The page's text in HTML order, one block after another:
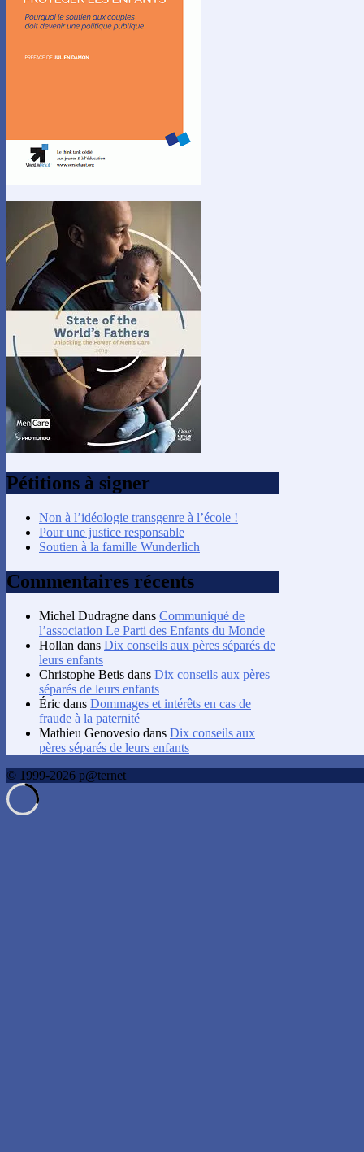
Pétitions à signer
Non à l’idéologie transgenre à l’école !
Pour une justice responsable
Soutien à la famille Wunderlich
Commentaires récents
Michel Dudragne dans Communiqué de
l’association Le Parti des Enfants du Monde
Hollan dans Dix conseils aux pères séparés de
leurs enfants
Christophe Betis dans Dix conseils aux pères
séparés de leurs enfants
Éric dans Dommages et intérêts en cas de
fraude à la paternité
Mathieu Genovesio dans Dix conseils aux
pères séparés de leurs enfants
© 1999-2026 p@ternet